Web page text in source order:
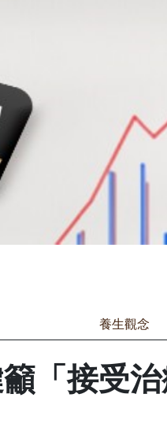
養生觀念
「接受治